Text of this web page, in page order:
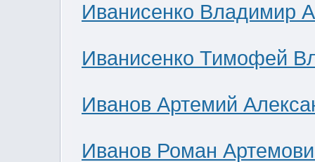
Иванисенко Владимир
Иванисенко Тимофей
Иванов Артемий
Иванов Роман